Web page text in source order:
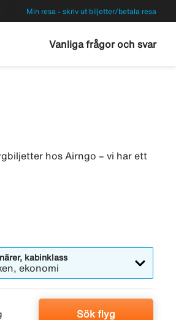
Min resa - skriv ut biljetter/betala resa
Vanliga frågor och svar
hos Airngo – vi har ett
kabinklass
ekonomi
Sök flyg